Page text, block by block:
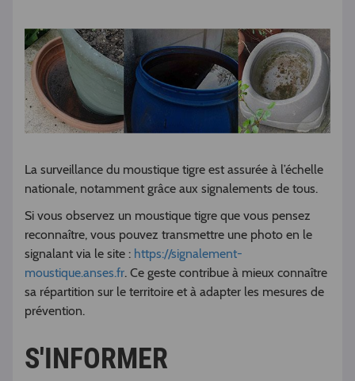
La surveillance du moustique tigre est assurée à l’échelle
nationale, notamment grâce aux signalements de tous.
Si vous observez un moustique tigre que vous pensez
reconnaître, vous pouvez transmettre une photo en le
signalant via le site : https://signalement-
moustique.anses.fr. Ce geste contribue à mieux connaître
sa répartition sur le territoire et à adapter les mesures de
prévention.
S'INFORMER